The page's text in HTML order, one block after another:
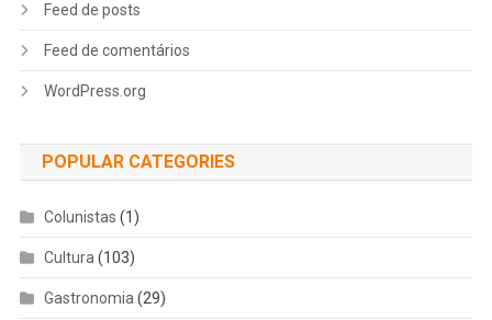
Feed de posts
Feed de comentários
WordPress.org
POPULAR CATEGORIES
Colunistas (1)
Cultura(103)
Gastronomia(29)